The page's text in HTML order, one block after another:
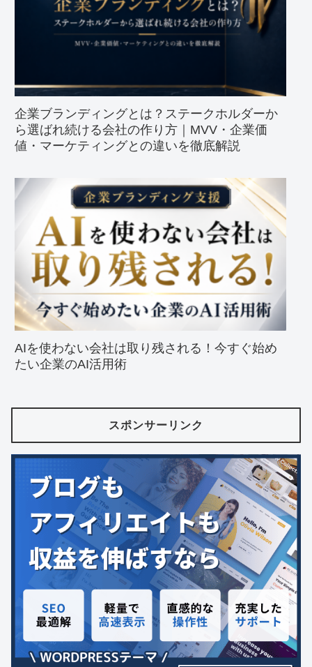
企業ブランディングとは？ステークホルダーか
ら選ばれ続ける会社の作り方｜MVV・企業価
値・マーケティングとの違いを徹底解説
AIを使わない会社は取り残される！今すぐ始め
たい企業のAI活用術
スポンサーリンク